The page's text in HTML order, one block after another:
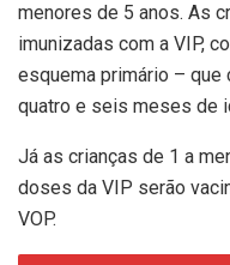
menores de 5 anos. As
imunizadas com a VIP,
esquema primário –
quatro e seis meses de
Já as crianças de 1 a
doses da VIP serão
VOP.